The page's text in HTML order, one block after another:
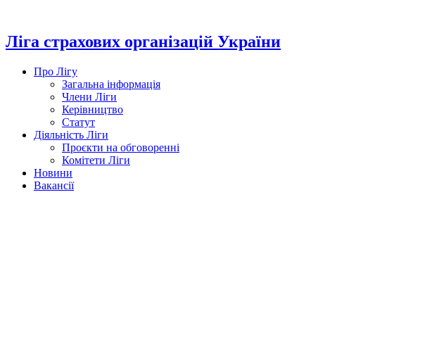
вмісту
Ліга страхових організацій України
Про Лігу
Загальна інформація
Члени Ліги
Керівництво
Статут
Діяльність Ліги
Проєкти на обговоренні
Комітети Ліги
Новини
Вакансії